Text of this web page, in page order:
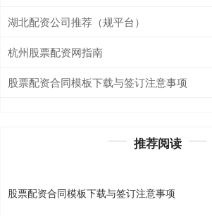
湖北配资公司推荐（规平台）
杭州股票配资网指南
股票配资合同模板下载与签订注意事项
推荐阅读
股票配资合同模板下载与签订注意事项